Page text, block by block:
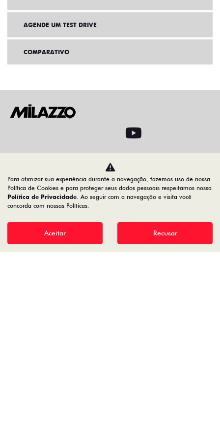
AGENDE UM TEST DRIVE
COMPARATIVO
Desacelere. Seu bem maior é a vida
Para otimizar sua experiência durante a navegação, fazemos uso de nossa
Política de Cookies e para proteger seus dados pessoais respeitamos nossa
Política de Privacidade. Ao seguir com a navegação e visita você
concorda com nossas Políticas.
Aceitar Recusar